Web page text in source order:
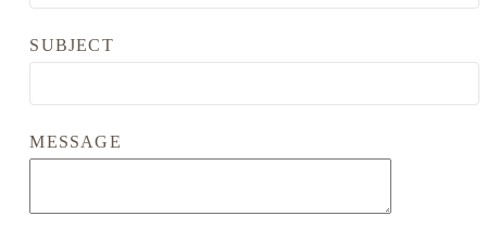
SUBJECT
MESSAGE